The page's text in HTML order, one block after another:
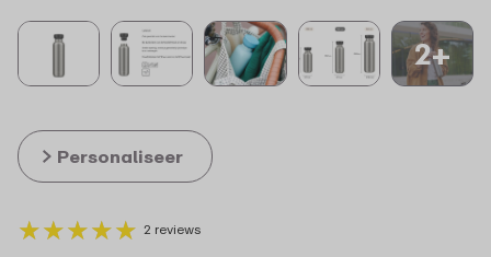
2+
★★★★★
★★★★★ 2 reviews
Personaliseer